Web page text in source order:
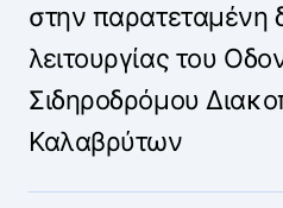
στην παρατεταμένη
λειτουργίας του
Σιδηροδρόμου
Καλαβρύτων